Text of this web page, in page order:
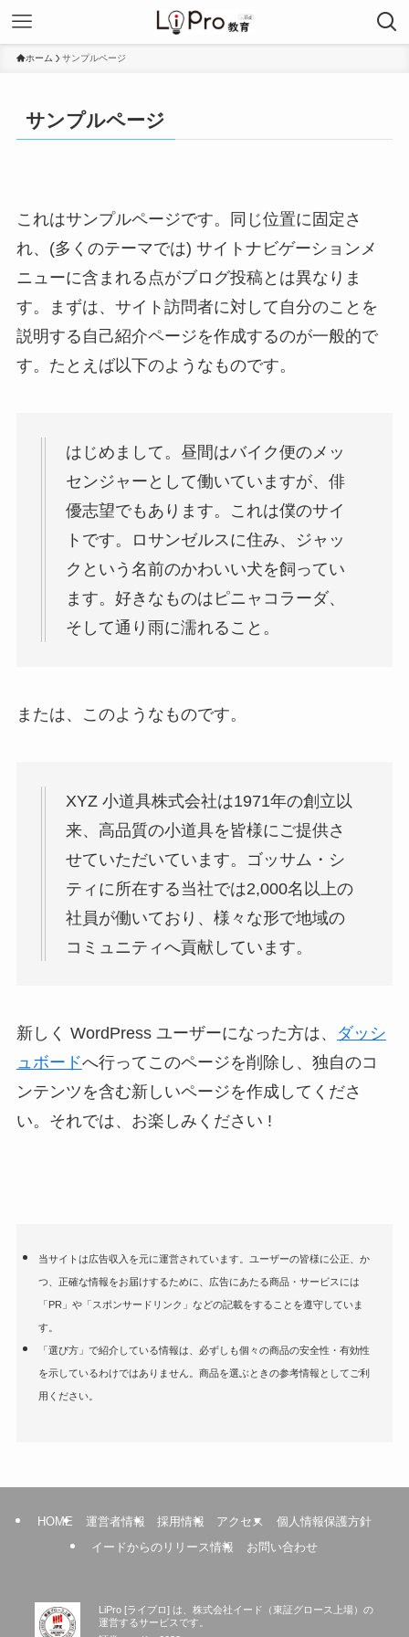
ホーム サンプルページ
サンプルページ
これはサンプルページです。同じ位置に固定さ
れ、(多くのテーマでは) サイトナビゲーションメ
ニューに含まれる点がブログ投稿とは異なりま
す。まずは、サイト訪問者に対して自分のことを
説明する自己紹介ページを作成するのが一般的で
す。たとえば以下のようなものです。
はじめまして。昼間はバイク便のメッ
センジャーとして働いていますが、俳
優志望でもあります。これは僕のサイ
トです。ロサンゼルスに住み、ジャッ
クという名前のかわいい犬を飼ってい
ます。好きなものはピニャコラーダ、
そして通り雨に濡れること。
または、このようなものです。
XYZ 小道具株式会社は1971年の創立以
来、高品質の小道具を皆様にご提供さ
せていただいています。ゴッサム・シ
ティに所在する当社では2,000名以上の
社員が働いており、様々な形で地域の
コミュニティへ貢献しています。
新しく WordPress ユーザーになった方は、
ダッシ
ュボードへ行ってこのページを削除し、独自のコ
ンテンツを含む新しいページを作成してくださ
い。それでは、お楽しみください !
当サイトは広告収入を元に運営されています。ユーザーの皆様に公正、か
つ、正確な情報をお届けするために、広告にあたる商品・サービスには
「PR」や「スポンサードリンク」などの記載をすることを遵守していま
す。
「選び方」で紹介している情報は、必ずしも個々の商品の安全性・有効性
を示しているわけではありません。商品を選ぶときの参考情報としてご利
用ください。
HOME 運営者情報 採用情報 アクセス
個人情報保護方針
イードからのリリース情報
お問い合わせ
LiPro [ライプロ] は、株式会社イード（東証グロース上場）の
運営するサービスです。